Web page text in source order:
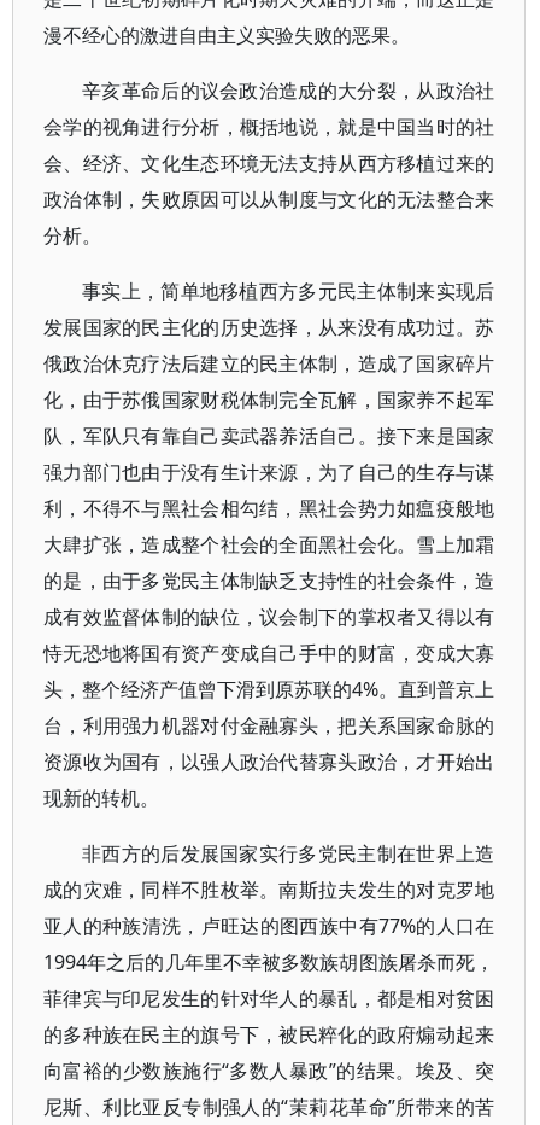
漫不经心的激进自由主义实验失败的恶果。
辛亥革命后的议会政治造成的大分裂，从政治社
会学的视角进行分析，概括地说，就是中国当时的社
会、经济、文化生态环境无法支持从西方移植过来的
政治体制，失败原因可以从制度与文化的无法整合来
分析。
事实上，简单地移植西方多元民主体制来实现后
发展国家的民主化的历史选择，从来没有成功过。苏
俄政治休克疗法后建立的民主体制，造成了国家碎片
化，由于苏俄国家财税体制完全瓦解，国家养不起军
队，军队只有靠自己卖武器养活自己。接下来是国家
强力部门也由于没有生计来源，为了自己的生存与谋
利，不得不与黑社会相勾结，黑社会势力如瘟疫般地
大肆扩张，造成整个社会的全面黑社会化。雪上加霜
的是，由于多党民主体制缺乏支持性的社会条件，造
成有效监督体制的缺位，议会制下的掌权者又得以有
恃无恐地将国有资产变成自己手中的财富，变成大寡
头，整个经济产值曾下滑到原苏联的4%。直到普京上
台，利用强力机器对付金融寡头，把关系国家命脉的
资源收为国有，以强人政治代替寡头政治，才开始出
现新的转机。
非西方的后发展国家实行多党民主制在世界上造
成的灾难，同样不胜枚举。南斯拉夫发生的对克罗地
亚人的种族清洗，卢旺达的图西族中有77%的人口在
1994年之后的几年里不幸被多数族胡图族屠杀而死，
菲律宾与印尼发生的针对华人的暴乱，都是相对贫困
的多种族在民主的旗号下，被民粹化的政府煽动起来
向富裕的少数族施行“多数人暴政”的结果。埃及、突
尼斯、利比亚反专制强人的“茉莉花革命”所带来的苦